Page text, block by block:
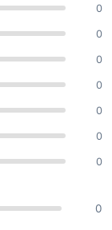
0
0
0
0
0
0
0
0